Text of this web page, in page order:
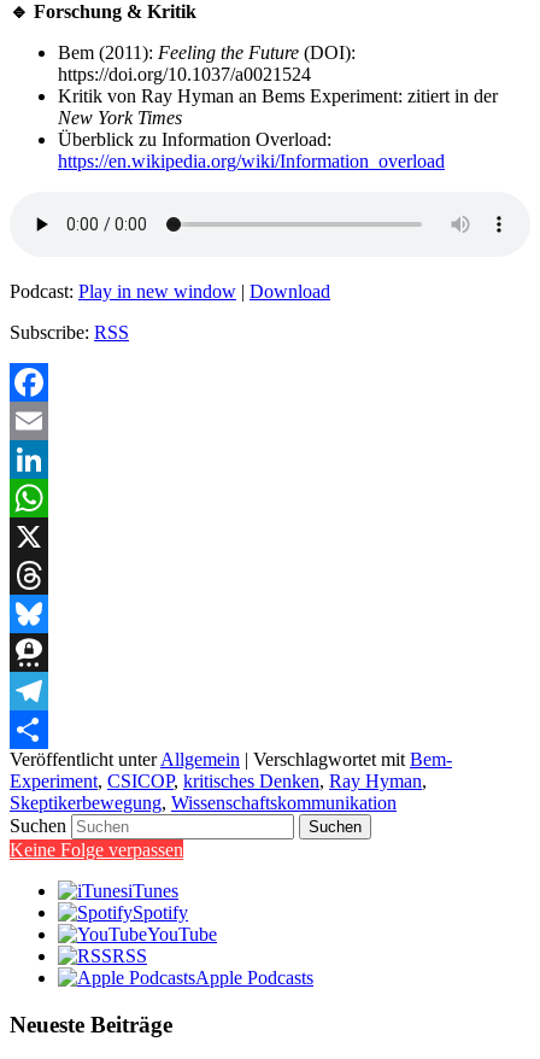
🔹 Forschung & Kritik
Bem (2011): Feeling the Future (DOI):
https://doi.org/10.1037/a0021524
Kritik von Ray Hyman an Bems Experiment: zitiert in der
New York Times
Überblick zu Information Overload:
https://en.wikipedia.org/wiki/Information_overload
Podcast: Play in new window | Download
Subscribe: RSS
Facebook
Email
LinkedIn
WhatsApp
X
Threads
Bluesky
Threema
Telegram
Teilen
Veröffentlicht unter Allgemein | Verschlagwortet mit Bem-
Experiment, CSICOP, kritisches Denken, Ray Hyman,
Skeptikerbewegung, Wissenschaftskommunikation
Suchen
Keine Folge verpassen
iTunes
Spotify
YouTube
RSS
Apple Podcasts
Neueste Beiträge